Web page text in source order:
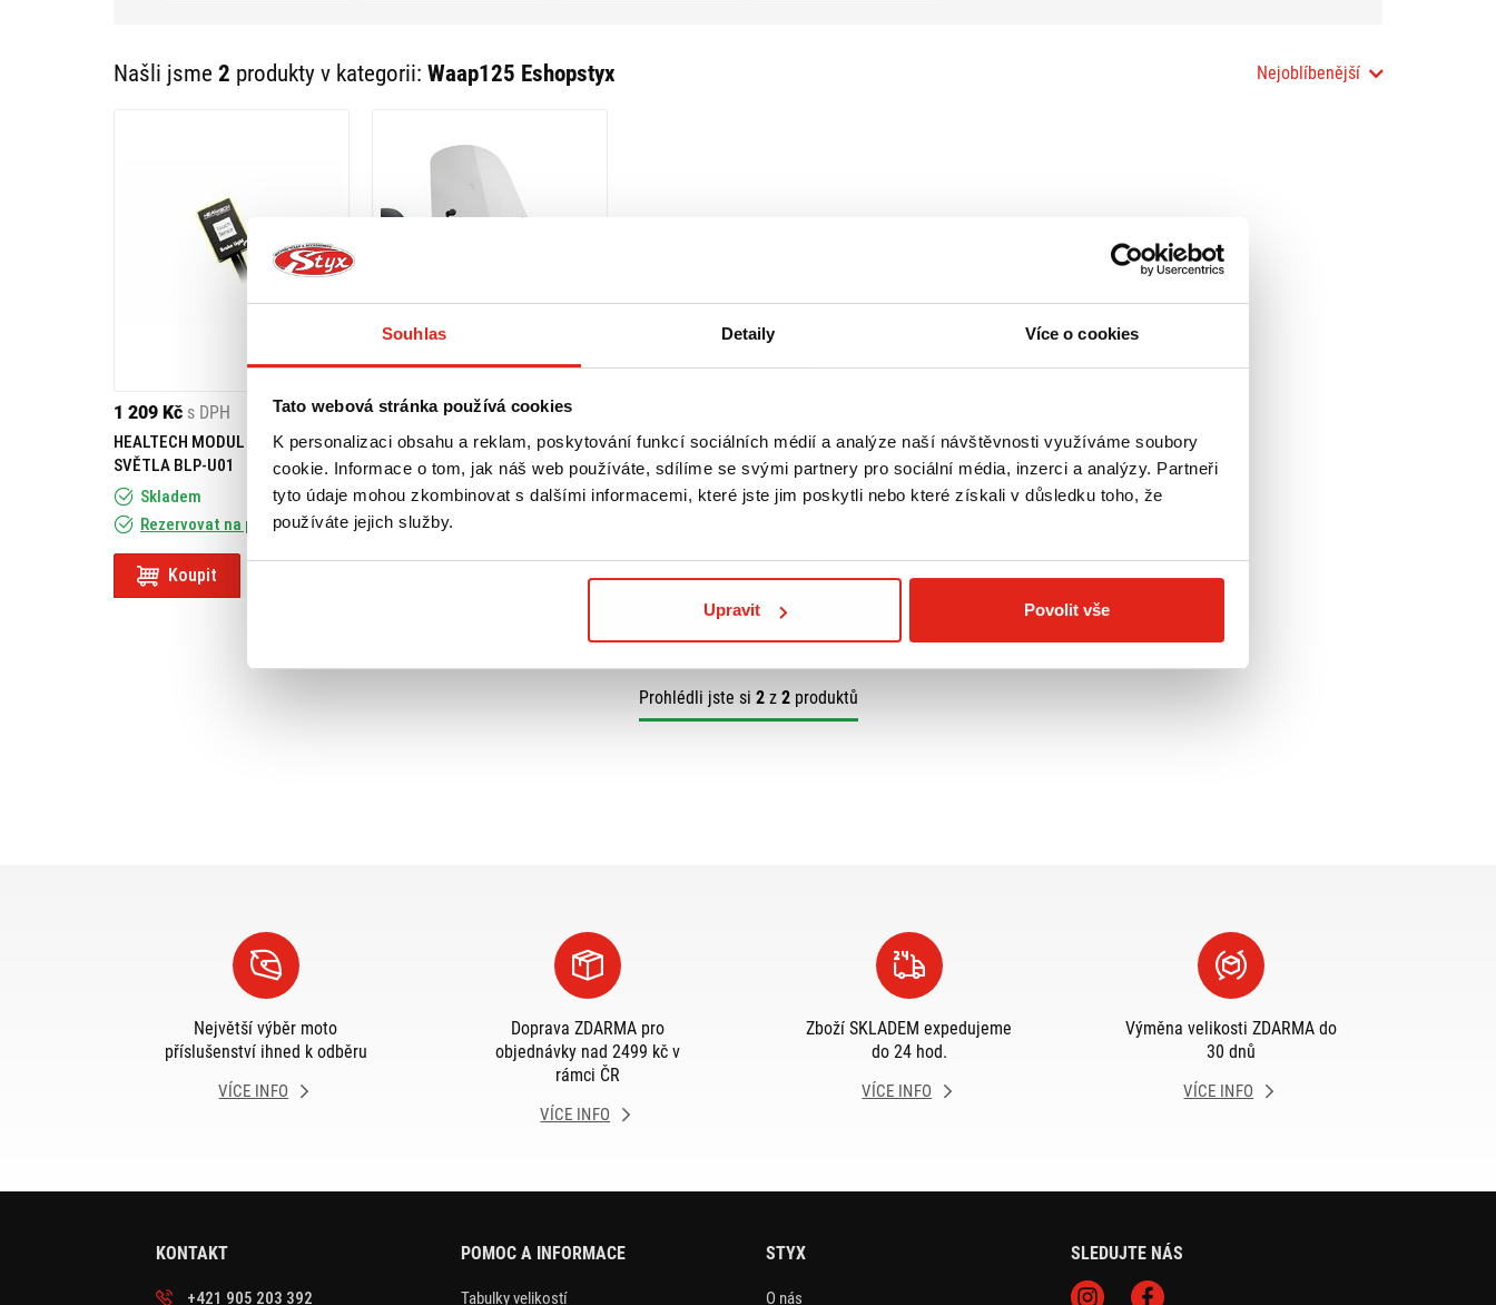
Souhlas Detaily Více o cookies
Tato webová stránka používá cookies
K personalizaci obsahu a reklam, poskytování funkcí sociálních médií a analýze naší návštěvnosti využíváme soubory
cookie. Informace o tom, jak náš web používáte, sdílíme se svými partnery pro sociální média, inzerci a analýzy. Partneři
tyto údaje mohou zkombinovat s dalšími informacemi, které jste jim poskytli nebo které získali v důsledku toho, že
používáte jejich služby.
Upravit Povolit vše
Našli jsme 2 produkty v kategorii: Waap125 Eshopstyx Nejoblíbenější
1 209 Kč s DPH
HEALTECH MODUL BRZDOVÉHO
SVĚTLA BLP-U01
Skladem
Rezervovat na prodejně
Koupit
1 809 Kč s DPH
GIVI PLEXI YAMAHA BW'S
125/PIAGGIO TYPHOON
50/125/MBK/KEEWAY 288A
Na objednávku
Prohlédli jste si 2z 2produktů
Největší výběr moto
příslušenství ihned k odběru
VÍCE INFO
Doprava ZDARMA pro
objednávky nad 2499 kč v
rámci ČR
VÍCE INFO
Zboží SKLADEM expedujeme
do 24 hod.
VÍCE INFO
Výměna velikosti ZDARMA do
30 dnů
VÍCE INFO
KONTAKT
+421 905 203 392
POMOC A INFORMACE
Tabulky velikostí
STYX
O nás
SLEDUJTE NÁS